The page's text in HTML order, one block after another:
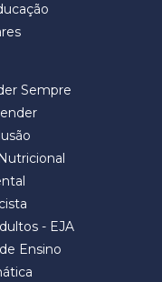
Sempre
- EJA
Ensino